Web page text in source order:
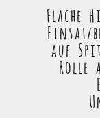
Flache
auf
Rolle